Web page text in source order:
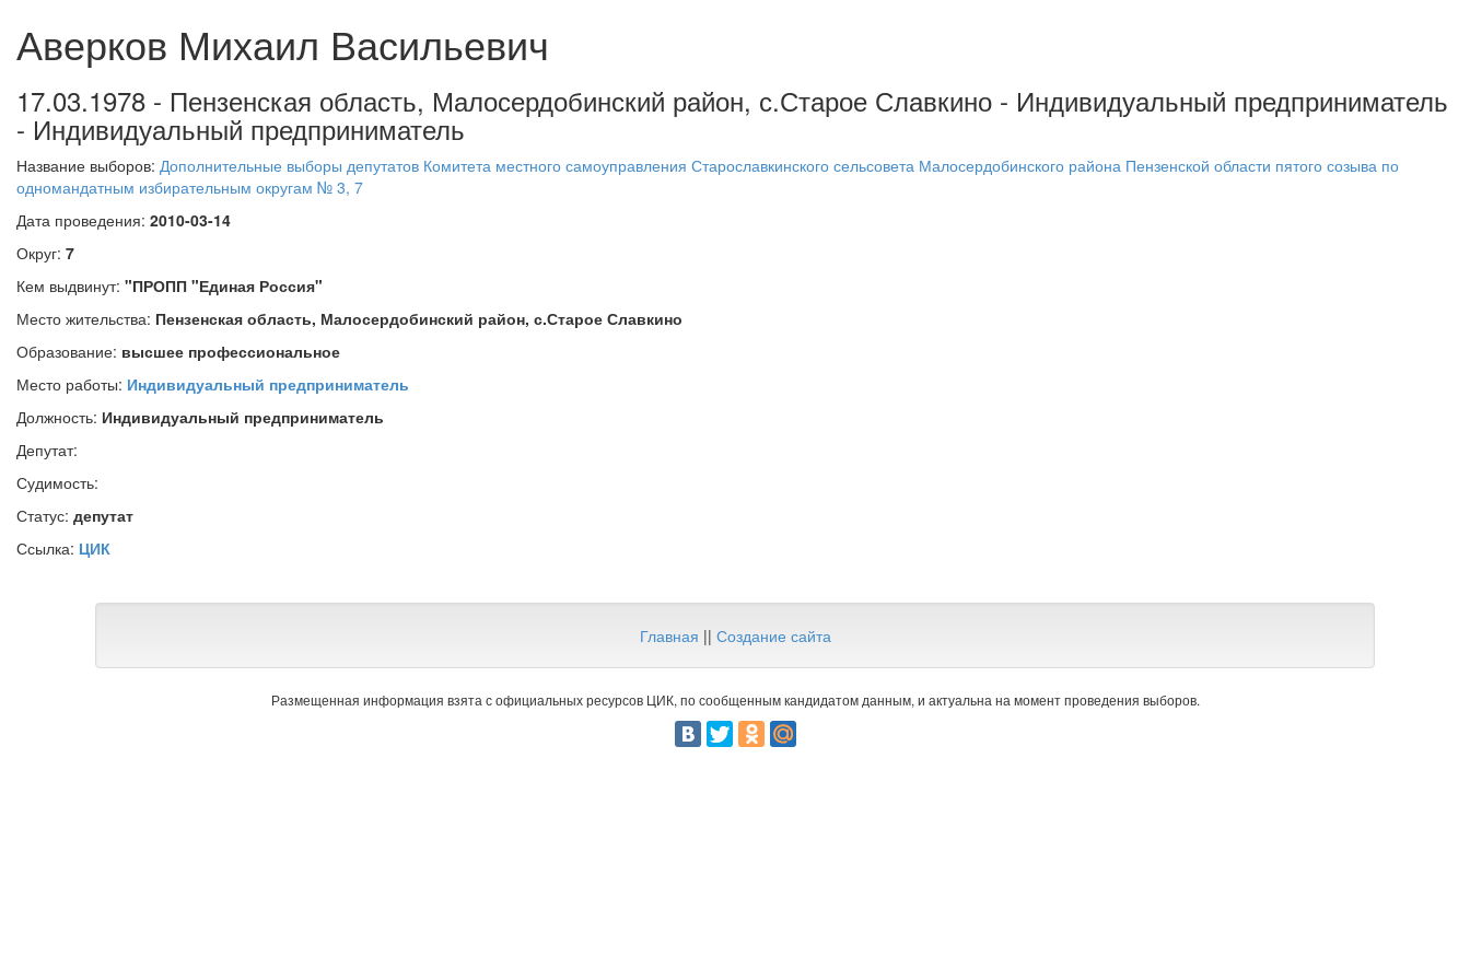
Аверков Михаил Васильевич
17.03.1978 - Пензенская область, Малосердобинский район, с.Старое Славкино - Индивидуальный предприниматель
- Индивидуальный предприниматель
Название выборов: Дополнительные выборы депутатов Комитета местного самоуправления Старославкинского сельсовета Малосердобинского района Пензенской области пятого созыва по
одномандатным избирательным округам № 3, 7
Дата проведения: 2010-03-14
Округ: 7
Кем выдвинут: "ПРОПП "Единая Россия"
Место жительства: Пензенская область, Малосердобинский район, с.Старое Славкино
Образование: высшее профессиональное
Место работы: Индивидуальный предприниматель
Должность: Индивидуальный предприниматель
Депутат:
Судимость:
Статус: депутат
Ссылка: ЦИК
Главная || Создание сайта
Размещенная информация взята с официальных ресурсов ЦИК, по сообщенным кандидатом данным, и актуальна на момент проведения выборов.